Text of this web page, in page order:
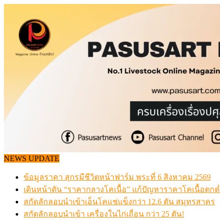
content
NEWS UPDATE
ข้อมูลราคา สุกรมีชีวิตหน้าฟาร์ม พระที่ 6 สิงหาคม 2569
เดินหน้าดัน “ราคากลางโคเนื้อ” แก้ปัญหาราคาโคเนื้อตก
สกัดลักลอบนำเข้าเอ็นโคแช่แข็งกว่า 12.6 ตัน สมุทรสาคร
สกัดลักลอบนำเข้า เครื่องในไก่เถื่อน กว่า 25 ตัน!